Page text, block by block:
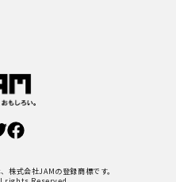
株式会社JAMの登録商標です。